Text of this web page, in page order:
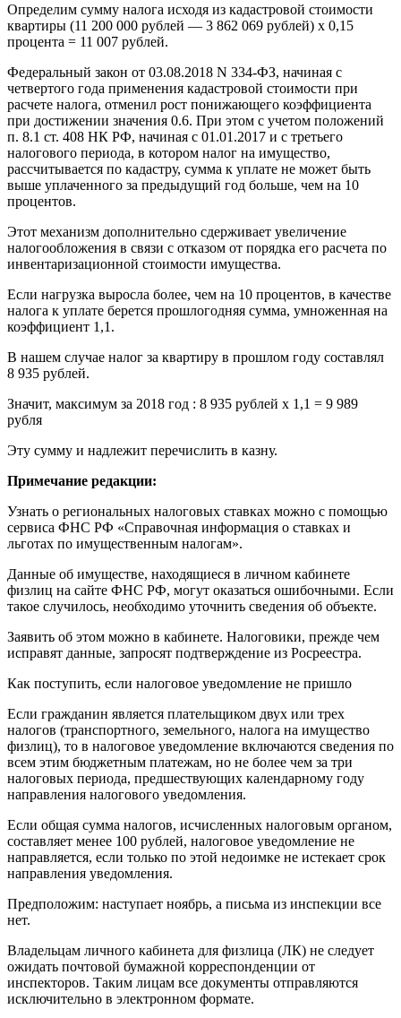
Определим сумму налога исходя из кадастровой стоимости
квартиры (11 200 000 рублей — 3 862 069 рублей) x 0,15
процента = 11 007 рублей.
Федеральный закон от 03.08.2018 N 334-ФЗ, начиная с
четвертого года применения кадастровой стоимости при
расчете налога, отменил рост понижающего коэффициента
при достижении значения 0.6. При этом с учетом положений
п. 8.1 ст. 408 НК РФ, начиная с 01.01.2017 и с третьего
налогового периода, в котором налог на имущество,
рассчитывается по кадастру, сумма к уплате не может быть
выше уплаченного за предыдущий год больше, чем на 10
процентов.
Этот механизм дополнительно сдерживает увеличение
налогообложения в связи с отказом от порядка его расчета по
инвентаризационной стоимости имущества.
Если нагрузка выросла более, чем на 10 процентов, в качестве
налога к уплате берется прошлогодняя сумма, умноженная на
коэффициент 1,1.
В нашем случае налог за квартиру в прошлом году составлял
8 935 рублей.
Значит, максимум за 2018 год : 8 935 рублей x 1,1 = 9 989
рубля
Эту сумму и надлежит перечислить в казну.
Примечание редакции:
Узнать о региональных налоговых ставках можно с помощью
сервиса ФНС РФ «Справочная информация о ставках и
льготах по имущественным налогам».
Данные об имуществе, находящиеся в личном кабинете
физлиц на сайте ФНС РФ, могут оказаться ошибочными. Если
такое случилось, необходимо уточнить сведения об объекте.
Заявить об этом можно в кабинете. Налоговики, прежде чем
исправят данные, запросят подтверждение из Росреестра.
Как поступить, если налоговое уведомление не пришло
Если гражданин является плательщиком двух или трех
налогов (транспортного, земельного, налога на имущество
физлиц), то в налоговое уведомление включаются сведения по
всем этим бюджетным платежам, но не более чем за три
налоговых периода, предшествующих календарному году
направления налогового уведомления.
Если общая сумма налогов, исчисленных налоговым органом,
составляет менее 100 рублей, налоговое уведомление не
направляется, если только по этой недоимке не истекает срок
направления уведомления.
Предположим: наступает ноябрь, а письма из инспекции все
нет.
Владельцам личного кабинета для физлица (ЛК) не следует
ожидать почтовой бумажной корреспонденции от
инспекторов. Таким лицам все документы отправляются
исключительно в электронном формате.